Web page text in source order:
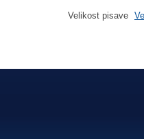
Velikost pisave